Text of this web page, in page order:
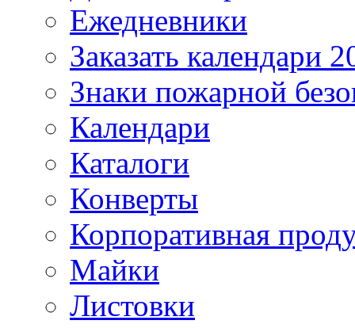
Ежедневники
Заказать календари
Знаки пожарной
Календари
Каталоги
Конверты
Корпоративная
Майки
Листовки